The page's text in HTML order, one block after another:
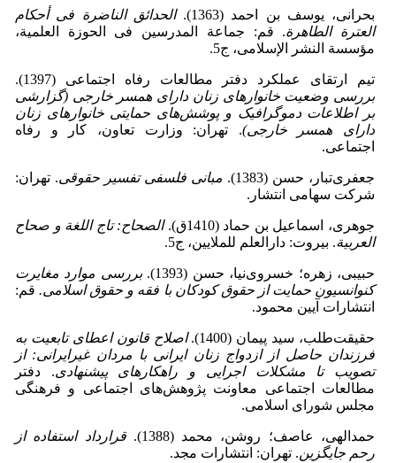
بحرانی، یوسف بن احمد (1363).
الحدائق الناضرة فی أحکام
العترة الطاهرة. قم: جماعة المدرسین فی الحوزة العلمیة،
مؤسسة النشر الإسلامی، ج5.
تیم ارتقای عملکرد دفتر مطالعات رفاه اجتماعی (1397).
بررسی وضعیت خانوارهای زنان دارای همسر خارجی (گزارشی
بر اطلاعات دموگرافیک و پوشش‌های حمایتی خانوارهای زنان
دارای همسر خارجی). تهران: وزارت تعاون، کار و رفاه
اجتماعی.
جعفری‌تبار، حسن (1383). مبانی فلسفی تفسیر حقوقی. تهران:
شرکت سهامی انتشار.
جوهرى، اسماعیل بن حماد (1410ق). الصحاح:تاج اللغة و صحاح
العربیة. بیروت: دارالعلم للملایین، ج5.
حبیبی، زهره؛ خسروی‌نیا، حسن (1393).
بررسی موارد مغایرت
کنوانسیون حمایت از حقوق کودکان با فقه و حقوق اسلامی.قم:
انتشارات آیین محمود.
حقیقت‌طلب، سید پیمان (1400).
اصلاح قانون اعطای تابعیت به
فرزندان حاصل از ازدواج زنان ایرانی با مردان غیرایرانی:از
تصویب تا مشکلات اجرایی و راهکارهای پیشنهادی. دفتر
مطالعات اجتماعی معاونت پژوهش‌های اجتماعی و فرهنگی
مجلس شورای اسلامی.
حمدالهی، عاصف؛ روشن، محمد (1388).
قرارداد استفاده از
رحم جایگزین. تهران: انتشارات مجد.